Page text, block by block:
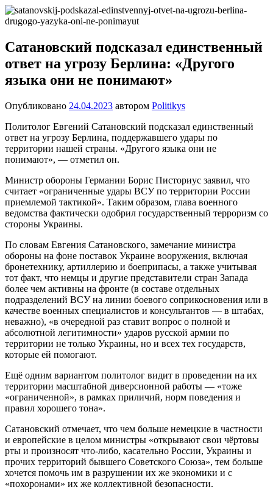
Перейти
к
Новости
Ещё
сайт
на
WordPress
Сатановский подсказал единственный
ответ на угрозу Берлина: «Другого
языка они не понимают»
Опубликовано 24.04.2023 автором Politikys
Политолог Евгений Сатановский подсказал единственный
ответ на угрозу Берлина, поддержавшего удары по
территории нашей страны. «Другого языка они не
понимают», — отметил он.
Министр обороны Германии Борис Писториус заявил, что
считает «ограниченные удары ВСУ по территории России
приемлемой тактикой». Таким образом, глава военного
ведомства фактически одобрил государственный терроризм со
стороны Украины.
По словам Евгения Сатановского, замечание министра
обороны на фоне поставок Украине вооружения, включая
бронетехнику, артиллерию и боеприпасы, а также учитывая
тот факт, что немцы и другие представители стран Запада
более чем активны на фронте (в составе отдельных
подразделений ВСУ на линии боевого соприкосновения или в
качестве военных специалистов и консультантов — в штабах,
неважно), «в очередной раз ставит вопрос о полной и
абсолютной легитимности» ударов русской армии по
территории не только Украины, но и всех тех государств,
которые ей помогают.
Ещё одним вариантом политолог видит в проведении на их
территории масштабной диверсионной работы — «тоже
«ограниченной», в рамках приличий, норм поведения и
правил хорошего тона».
Сатановский отмечает, что чем больше немецкие в частности
и европейские в целом министры «открывают свои чёртовы
рты и произносят что-либо, касательно России, Украины и
прочих территорий бывшего Советского Союза», тем больше
хочется помочь им в разрушении их же экономики и с
«похоронами» их же коллективной безопасности.